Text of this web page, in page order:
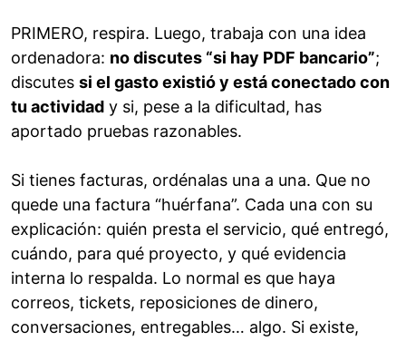
PRIMERO, respira. Luego, trabaja con una idea
ordenadora: no discutes “si hay PDF bancario”;
discutes si el gasto existió y está conectado con
tu actividad y si, pese a la dificultad, has
aportado pruebas razonables.
Si tienes facturas, ordénalas una a una. Que no
quede una factura “huérfana”. Cada una con su
explicación: quién presta el servicio, qué entregó,
cuándo, para qué proyecto, y qué evidencia
interna lo respalda. Lo normal es que haya
correos, tickets, reposiciones de dinero,
conversaciones, entregables… algo. Si existe,